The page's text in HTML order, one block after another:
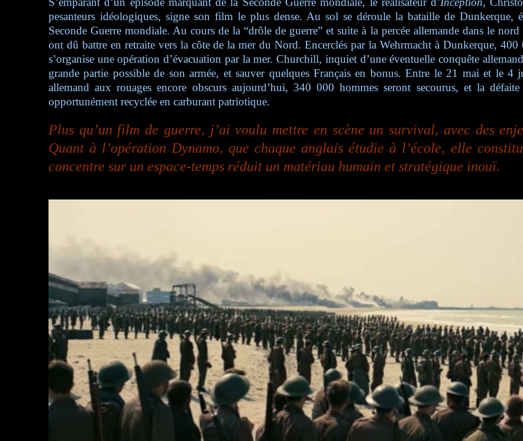
pesanteurs idéologiques, signe son film le plus dense. Au sol se déroule la bataille de Dunkerque,
Seconde Guerre mondiale. Au cours de la “drôle de guerre” et suite à la percée allemande dans le
ont dû battre en retraite vers la côte de la mer du Nord. Encerclés par la Wehrmacht à Dunkerque,
s’organise une opération d’évacuation par la mer. Churchill, inquiet d’une éventuelle conquête
grande partie possible de son armée, et sauver quelques Français en bonus. Entre le 21 mai et le 4
allemand aux rouages encore obscurs aujourd’hui, 340 000 hommes seront secourus, et la
opportunément recyclée en carburant patriotique.
Plus qu’un film de guerre, j’ai voulu mettre en scène un survival, avec des
Quant à l’opération Dynamo, que chaque anglais étudie à l’école, elle
concentre sur un espace-temps réduit un matériau humain et stratégique inouï.